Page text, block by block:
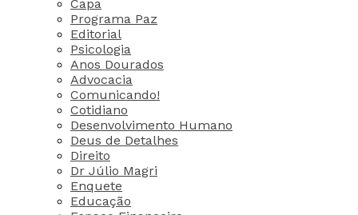
Capa
Programa Paz
Editorial
Psicologia
Anos Dourados
Advocacia
Comunicando!
Cotidiano
Desenvolvimento Humano
Deus de Detalhes
Direito
Dr Júlio Magri
Enquete
Educação